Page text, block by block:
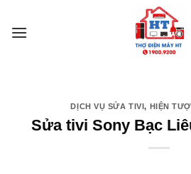
DỊCH VỤ SỬA TIVI, HIỆN
Sửa tivi Sony Bạc